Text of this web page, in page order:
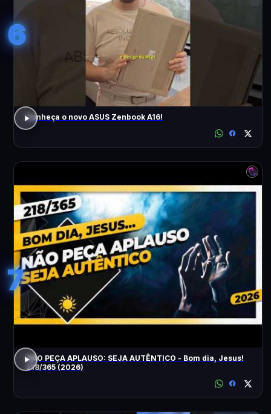
6
Conheça o novo ASUS Zenbook A16!
7
NÃO PEÇA APLAUSO: SEJA AUTÊNTICO - Bom dia, Jesus!
218/365 (2026)